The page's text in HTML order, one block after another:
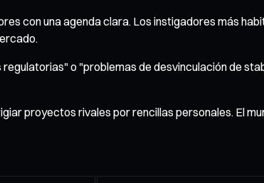
con una agenda clara. Los instigadores más
o "problemas de desvinculación de
proyectos rivales por rencillas personales. El